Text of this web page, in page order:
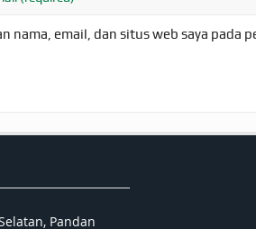
nama, email, dan situs web saya pada
Pandan